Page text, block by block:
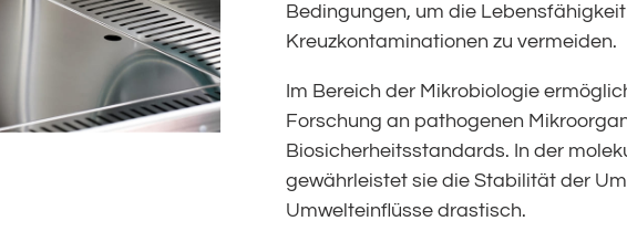
Bedingungen, um die
Kreuzkontaminationen zu vermeiden.
Im Bereich der Mikrobiologie
Forschung an pathogenen
Biosicherheitsstandards. In der
gewährleistet sie die Stabilität der
Umwelteinflüsse drastisch.